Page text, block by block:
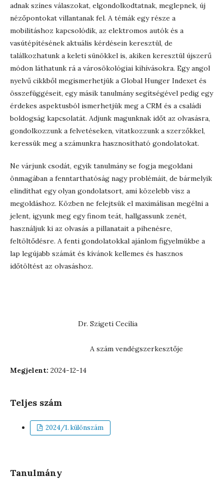
adnak színes válaszokat, elgondolkodtatnak, meglepnek, új
nézőpontokat villantanak fel. A témák egy része a
mobilitáshoz kapcsolódik, az elektromos autók és a
vasútépítésének aktuális kérdésein keresztül, de
találkozhatunk a keleti sünökkel is, akiken keresztül újszerű
módon láthatunk rá a városökológiai kihívásokra. Egy angol
nyelvű cikkből megismerhetjük a Global Hunger Indexet és
összefüggéseit, egy másik tanulmány segítségével pedig egy
érdekes aspektusból ismerhetjük meg a CRM és a családi
boldogság kapcsolatát. Adjunk magunknak időt az olvasásra,
gondolkozzunk a felvetéseken, vitatkozzunk a szerzőkkel,
keressük meg a számunkra hasznosítható gondolatokat.
Ne várjunk csodát, egyik tanulmány se fogja megoldani
önmagában a fenntarthatóság nagy problémáit, de bármelyik
elindíthat egy olyan gondolatsort, ami közelebb visz a
megoldáshoz. Közben ne felejtsük el maximálisan megélni a
jelent, igyunk meg egy finom teát, hallgassunk zenét,
használjuk ki az olvasás a pillanatait a pihenésre,
feltöltődésre. A fenti gondolatokkal ajánlom figyelmükbe a
lap legújabb számát és kívánok kellemes és hasznos
időtöltést az olvasáshoz.
Dr. Szigeti Cecília
A szám vendégszerkesztője
Megjelent: 2024-12-14
Teljes szám
2024/1. különszám
Tanulmány